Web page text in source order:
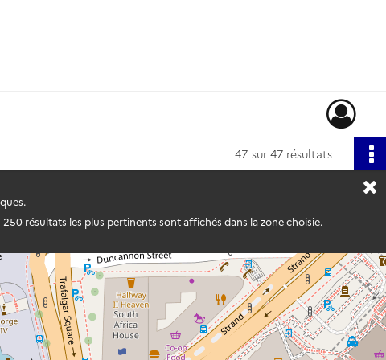
47 sur 47 résultats
résultats les plus pertinents sont affichés dans la zone choisie.